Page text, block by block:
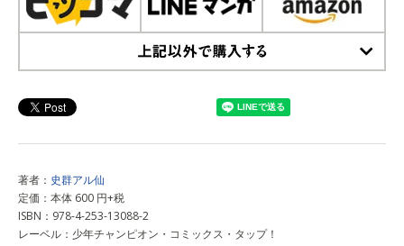
著者： 史群アル仙
定価：本体 600 円+税
ISBN：978-4-253-13088-2
レーベル：少年チャンピオン・コミックス・タップ！